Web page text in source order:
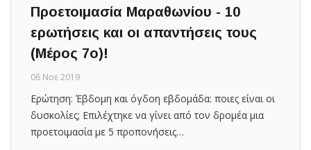
Προετοιμασία Μαραθωνίου - 10
ερωτήσεις και οι απαντήσεις τους
(Μέρος 7o)!
06 Νοε 2019
Ερώτηση: Έβδομη και όγδοη εβδομάδα: ποιες είναι οι
δυσκολίες; Επιλέχτηκε να γίνει από τον δρομέα μια
προετοιμασία με 5 προπονήσεις…